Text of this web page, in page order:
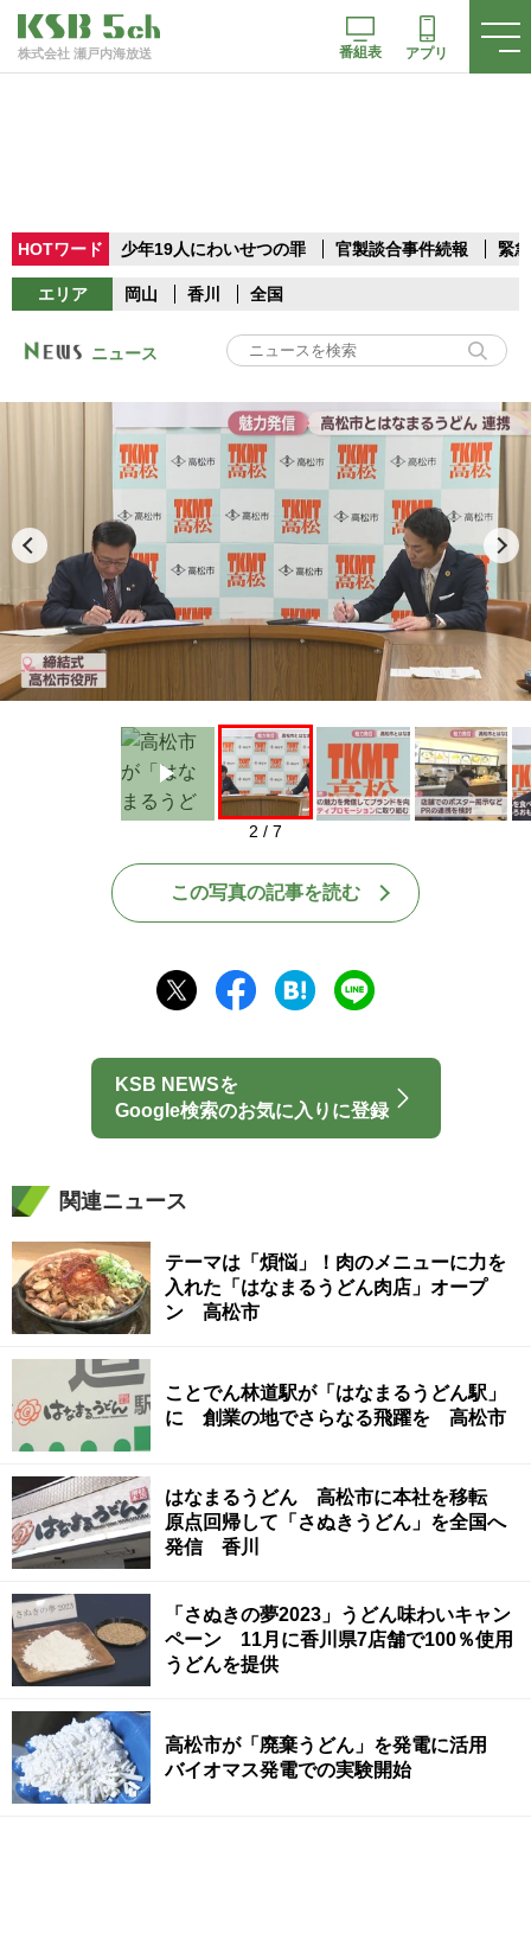
株式会社 瀬戸内海放送 番組表 アプリ
HOTワード 少年19人にわいせつの罪 官製談合事件続報 緊
エリア 岡山 香川 全国
ニュース
Play
2 / 7
この写真の記事を読む
KSB NEWSを
Google検索のお気に入りに登録
関連ニュース
テーマは「煩悩」！肉のメニューに力を
入れた「はなまるうどん肉店」オープ
ン 高松市
ことでん林道駅が「はなまるうどん駅」
に 創業の地でさらなる飛躍を 高松市
はなまるうどん 高松市に本社を移転
原点回帰して「さぬきうどん」を全国へ
発信 香川
「さぬきの夢2023」うどん味わいキャン
ペーン 11月に香川県7店舗で100％使用
うどんを提供
高松市が「廃棄うどん」を発電に活用
バイオマス発電での実験開始